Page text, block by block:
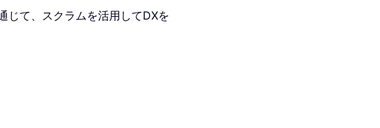
じて、スクラムを活用してDXを